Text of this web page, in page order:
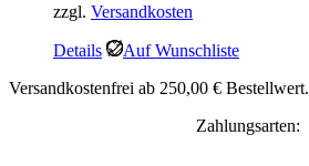
war:
ist:
zzgl. Versandkosten
Details
Auf Wunschliste
Versandkostenfrei ab 250,00 € Bestellwert.
Zahlungsarten: